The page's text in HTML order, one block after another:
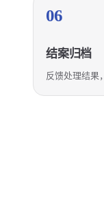
06
结案归档
反馈处理结果